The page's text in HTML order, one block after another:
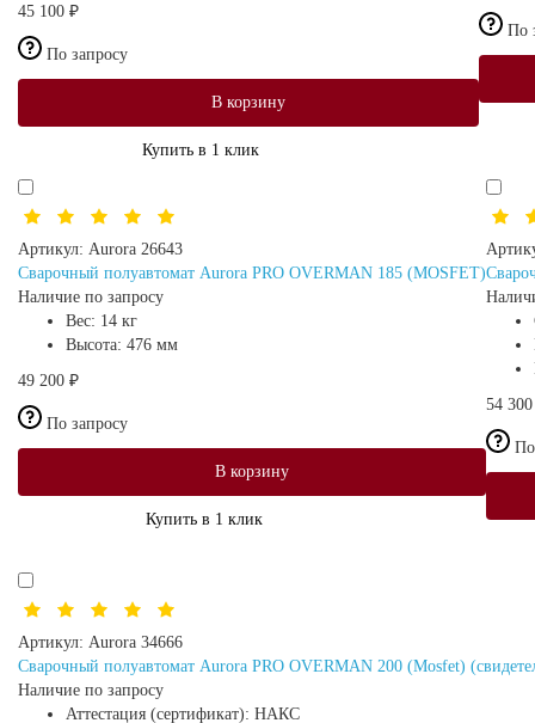
45 100 ₽
По запросу
В корзину
Купить в 1 клик
По
Артикул: Aurora 26643
Сварочный полуавтомат Aurora PRO OVERMAN 185 (MOSFET)
Наличие по запросу
Вес: 14 кг
Высота: 476 мм
49 200 ₽
По запросу
В корзину
Купить в 1 клик
54
По
Артикул: Aurora 34666
Сварочный полуавтомат Aurora PRO OVERMAN 200 (Mosfet)
Наличие по запросу
Аттестация (сертификат): НАКС